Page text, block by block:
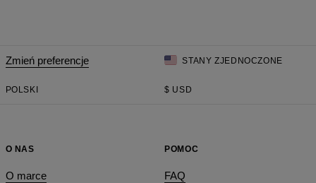
Zmień preferencje STANY ZJEDNOCZONE
POLSKI $ USD
O NAS
O marce
POMOC
FAQ